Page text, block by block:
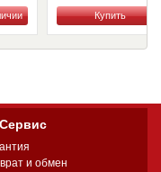
Купить
Сервис
и обмен